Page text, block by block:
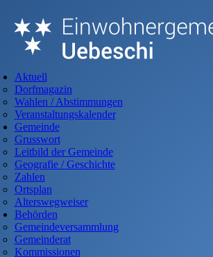
Warning : Undefined array key
/home/uebeschi/public_html/stationcms/core/
1401
of type string is deprecated in
/home/uebeschi/public_html/stationcms/core/
line1401
Aktuell
Dorfmagazin
Wahlen / Abstimmungen
Veranstaltungskalender
Gemeinde
Grusswort
Leitbild der Gemeinde
Geografie / Geschichte
Zahlen
Ortsplan
Alterswegweiser
Behörden
Gemeindeversammlung
Gemeinderat
Kommissionen